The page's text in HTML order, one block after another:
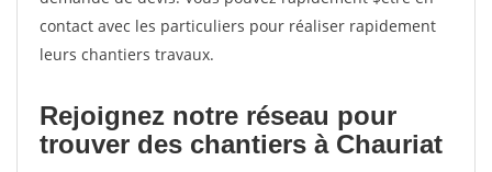
contact avec les particuliers pour réaliser rapidement
leurs chantiers travaux.
Rejoignez notre réseau pour
trouver des chantiers à Chauriat